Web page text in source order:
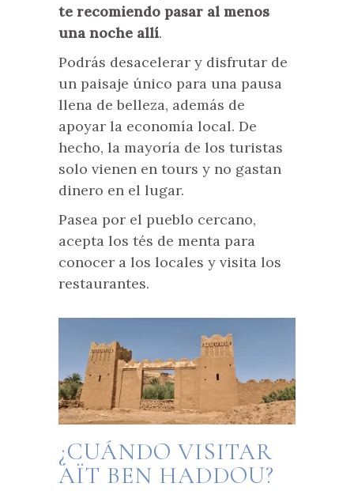
te recomiendo pasar al menos
una noche allí.
Podrás desacelerar y disfrutar de
un paisaje único para una pausa
llena de belleza, además de
apoyar la economía local. De
hecho, la mayoría de los turistas
solo vienen en tours y no gastan
dinero en el lugar.
Pasea por el pueblo cercano,
acepta los tés de menta para
conocer a los locales y visita los
restaurantes.
¿CUÁNDO VISITAR
AÏT BEN HADDOU?